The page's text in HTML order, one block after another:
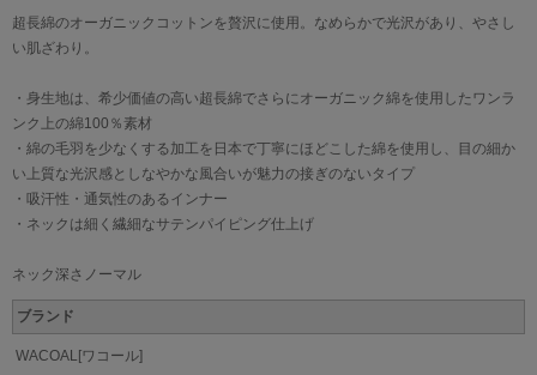
超長綿のオーガニックコットンを贅沢に使用。なめらかで光沢があり、やさし
い肌ざわり。
・身生地は、希少価値の高い超長綿でさらにオーガニック綿を使用したワンラ
ンク上の綿100％素材
・綿の毛羽を少なくする加工を日本で丁寧にほどこした綿を使用し、目の細か
い上質な光沢感としなやかな風合いが魅力の接ぎのないタイプ
・吸汗性・通気性のあるインナー
・ネックは細く繊細なサテンパイピング仕上げ
ネック深さノーマル
ブランド
WACOAL[ワコール]